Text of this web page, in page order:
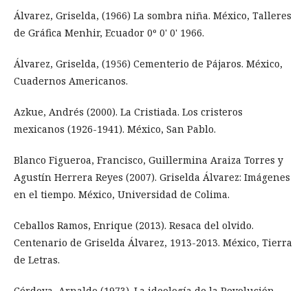
Álvarez, Griselda, (1966) La sombra niña. México, Talleres
de Gráfica Menhir, Ecuador 0º 0' 0' 1966.
Álvarez, Griselda, (1956) Cementerio de Pájaros. México,
Cuadernos Americanos.
Azkue, Andrés (2000). La Cristiada. Los cristeros
mexicanos (1926-1941). México, San Pablo.
Blanco Figueroa, Francisco, Guillermina Araiza Torres y
Agustín Herrera Reyes (2007). Griselda Álvarez: Imágenes
en el tiempo. México, Universidad de Colima.
Ceballos Ramos, Enrique (2013). Resaca del olvido.
Centenario de Griselda Álvarez, 1913-2013. México, Tierra
de Letras.